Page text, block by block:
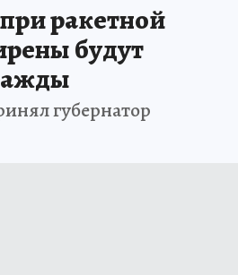
ракетной
будут
губернатор